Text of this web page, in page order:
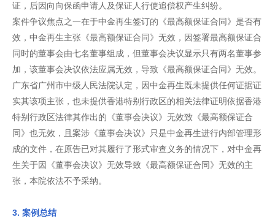
证，后因向向保函申请人及保证人行使追偿权产生纠纷。
案件争议焦点之一在于中金再生签订的《最高额保证合同》是否有
效，中金再生主张《最高额保证合同》无效，因签署最高额保证合
同时的董事会由七名董事组成，但董事会决议显示只有两名董事参
加，该董事会决议依法应属无效，导致《最高额保证合同》无效。
广东省广州市中级人民法院认定，因中金再生既未提供任何证据证
实其该项主张，也未提供香港特别行政区的相关法律证明依据香港
特别行政区法律其作出的《董事会决议》无效致《最高额保证合
同》也无效，且案涉《董事会决议》只是中金再生进行内部管理形
成的文件，在原告已对其履行了形式审查义务的情况下，对中金再
生关于因《董事会决议》无效导致《最高额保证合同》无效的主
张，本院依法不予采纳。
3. 案例总结